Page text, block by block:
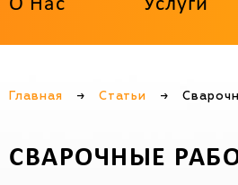
Главная → Статьи →
СВАРОЧНЫЕ